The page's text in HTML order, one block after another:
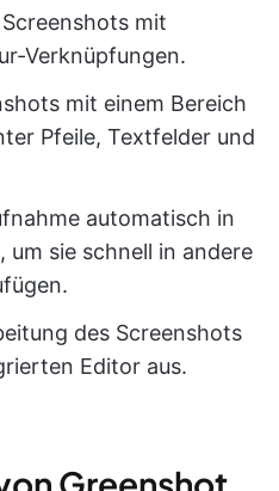
mit
Verknüpfungen.
mit einem Bereich
Pfeile, Textfelder und
automatisch in
um sie schnell in andere
des Screenshots
Editor aus.